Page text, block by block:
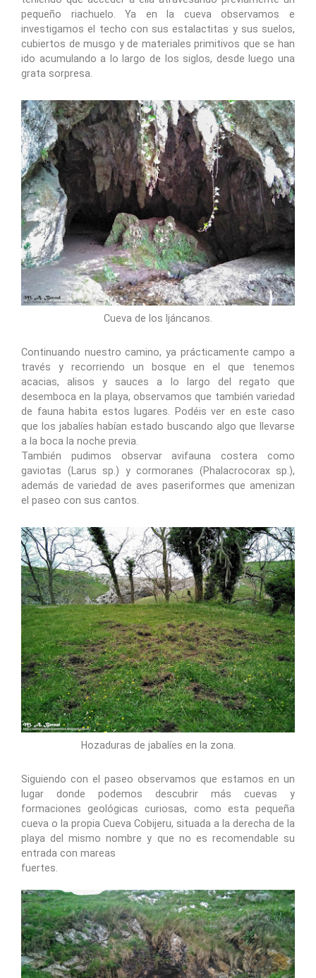
pequeño riachuelo. Ya en la cueva observamos e
investigamos el techo con sus estalactitas y sus suelos,
cubiertos de musgo y de materiales primitivos que se han
ido acumulando a lo largo de los siglos, desde luego una
grata sorpresa.
Cueva de los Ijáncanos.
Continuando nuestro camino, ya prácticamente campo a
través y recorriendo un bosque en el que tenemos
acacias, alisos y sauces a lo largo del regato que
desemboca en la playa, observamos que también variedad
de fauna habita estos lugares. Podéis ver en este caso
que los jabalíes habían estado buscando algo que llevarse
a la boca la noche previa.
También pudimos observar avifauna costera como
gaviotas (Larus sp.) y cormoranes (Phalacrocorax sp.),
además de variedad de aves paseriformes que amenizan
el paseo con sus cantos.
Hozaduras de jabalíes en la zona.
Siguiendo con el paseo observamos que estamos en un
lugar donde podemos descubrir más cuevas y
formaciones geológicas curiosas, como esta pequeña
cueva o la propia Cueva Cobijeru, situada a la derecha de la
playa del mismo nombre y que no es recomendable su
entrada con mareas
fuertes.